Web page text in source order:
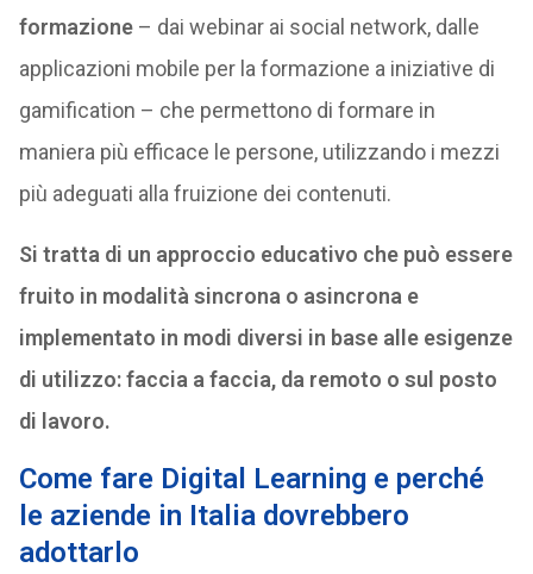
formazione– dai webinar ai social network, dalle
applicazioni mobile per la formazione a iniziative di
gamification – che permettono di formare in
maniera più efficace le persone, utilizzando i mezzi
più adeguati alla fruizione dei contenuti.
Si tratta di un approccio educativo che può essere
fruito in modalità sincrona o asincrona e
implementato in modi diversi in base alle esigenze
di utilizzo: faccia a faccia, da remoto o sul posto
di lavoro.
Come fare Digital Learning e perché
le aziende in Italia dovrebbero
adottarlo